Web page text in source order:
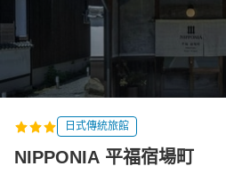
日式傳統旅館
NIPPONIA 平福宿場町